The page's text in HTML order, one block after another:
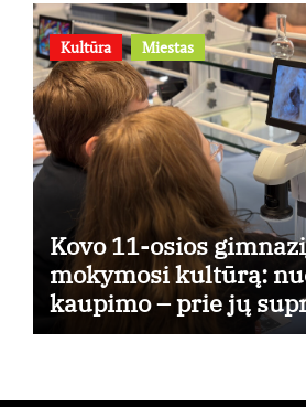
Kultūra Miestas
Kovo 11-osios
mokymosi kultūrą:
kaupimo – prie jų
taikymo